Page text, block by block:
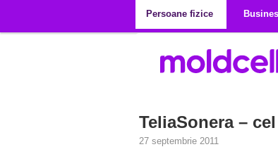
Persoane fizice
TeliaSonera –
27 septembrie 2011